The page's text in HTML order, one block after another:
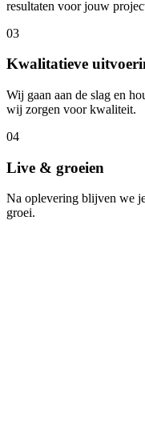
resultaten voor jouw
03
Kwalitatieve
Wij gaan aan de slag en
wij zorgen voor kwaliteit.
04
Live & groeien
Na oplevering blijven we
groei.